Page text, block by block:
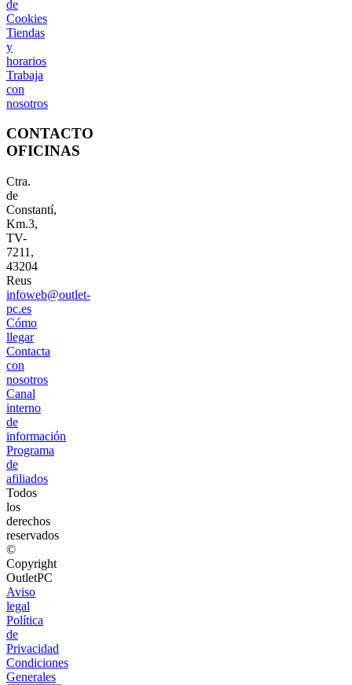
de
Cookies
Tiendas
y
horarios
Trabaja
con
nosotros
CONTACTO
OFICINAS
Ctra.
de
Constantí,
Km.3,
TV-
7211,
43204
Reus
infoweb@outlet-
pc.es
Cómo
llegar
Contacta
con
nosotros
Canal
interno
de
información
Programa
de
afiliados
Todos
los
derechos
reservados
©
Copyright
OutletPC
Aviso
legal
Política
de
Privacidad
Condiciones
Generales